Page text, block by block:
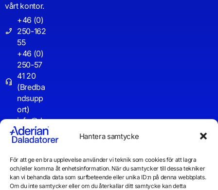
Hantera samtycke
För att ge en bra upplevelse använder vi teknik som cookies för att lagra
och/eller komma åt enhetsinformation. När du samtycker till dessa tekniker
kan vi behandla data som surfbeteende eller unika ID:n på denna webbplats.
Om du inte samtycker eller om du återkallar ditt samtycke kan detta
vårt kontor.
+46 (0)
250-162
55
+46 (0)
250-57
41 20
(Bredba
ndsupp
ort)
info@d
aladator
er.se
Driftinf
o